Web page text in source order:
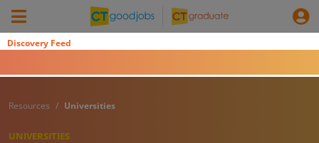
Discovery Feed
Resources Universities
UNIVERSITIES